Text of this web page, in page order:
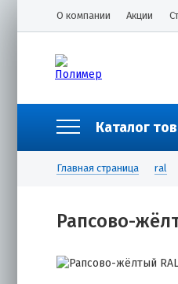
О компании Акции
Каталог
Главная страница ral
Рапсово-